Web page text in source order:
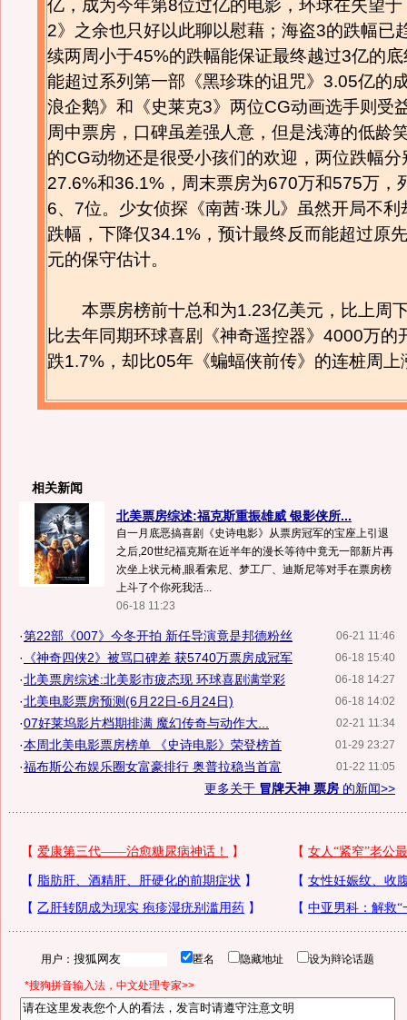
亿，成为今年第8位过亿的电影，环球在失望
2》之余也只好以此聊以慰藉；海盗3的跌幅已
续两周小于45%的跌幅能保证最终越过3亿的
能超过系列第一部《黑珍珠的诅咒》3.05亿的
浪企鹅》和《史莱克3》两位CG动画选手则受
周中票房，口碑虽差强人意，但是浅薄的低龄
的CG动物还是很受小孩们的欢迎，两位跌幅分
27.6%和36.1%，周末票房为670万和575万，
6、7位。少女侦探《南茜·珠儿》虽然开局不利
跌幅，下降仅34.1%，预计最终反而能超过原
元的保守估计。
本票房榜前十总和为1.23亿美元，比上周
比去年同期环球喜剧《神奇遥控器》4000万的
跌1.7%，却比05年《蝙蝠侠前传》的连桩周上
相关新闻
北美票房综述:福克斯重振雄威 银影侠所...
自一月底恶搞喜剧《史诗电影》从票房冠军的宝座上引退
之后,20世纪福克斯在近半年的漫长等待中竟无一部新片再
次坐上状元椅,眼看索尼、梦工厂、迪斯尼等对手在票房榜
上斗了个你死我活...
06-18 11:23
06-21 11:46
·第22部《007》今冬开拍 新任导演竟是邦德粉丝
06-18 15:40
· 《神奇四侠2》被骂口碑差 获5740万票房成冠军
06-18 14:27
·北美票房综述:北美影市疲态现 环球喜剧满堂彩
06-18 14:02
·北美电影票房预测(6月22日-6月24日)
02-21 11:34
·07好莱坞影片档期排满 魔幻传奇与动作大...
01-29 23:27
·本周北美电影票房榜单 《史诗电影》荣登榜首
01-22 11:05
·福布斯公布娱乐圈女富豪排行 奥普拉稳当首富
更多关于 冒牌天神 票房 的新闻>>
用户： 匿名 隐藏地址 设为辩论话题
*搜狗拼音输入法，中文处理专家>>